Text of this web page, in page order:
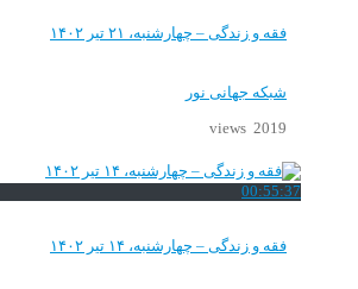
فقه و زندگی – چهارشنبه، ۲۱ تیر ۱۴۰۲
شبکه جهانی نور
2019 views
00:55:37
فقه و زندگی – چهارشنبه، ۱۴ تیر ۱۴۰۲